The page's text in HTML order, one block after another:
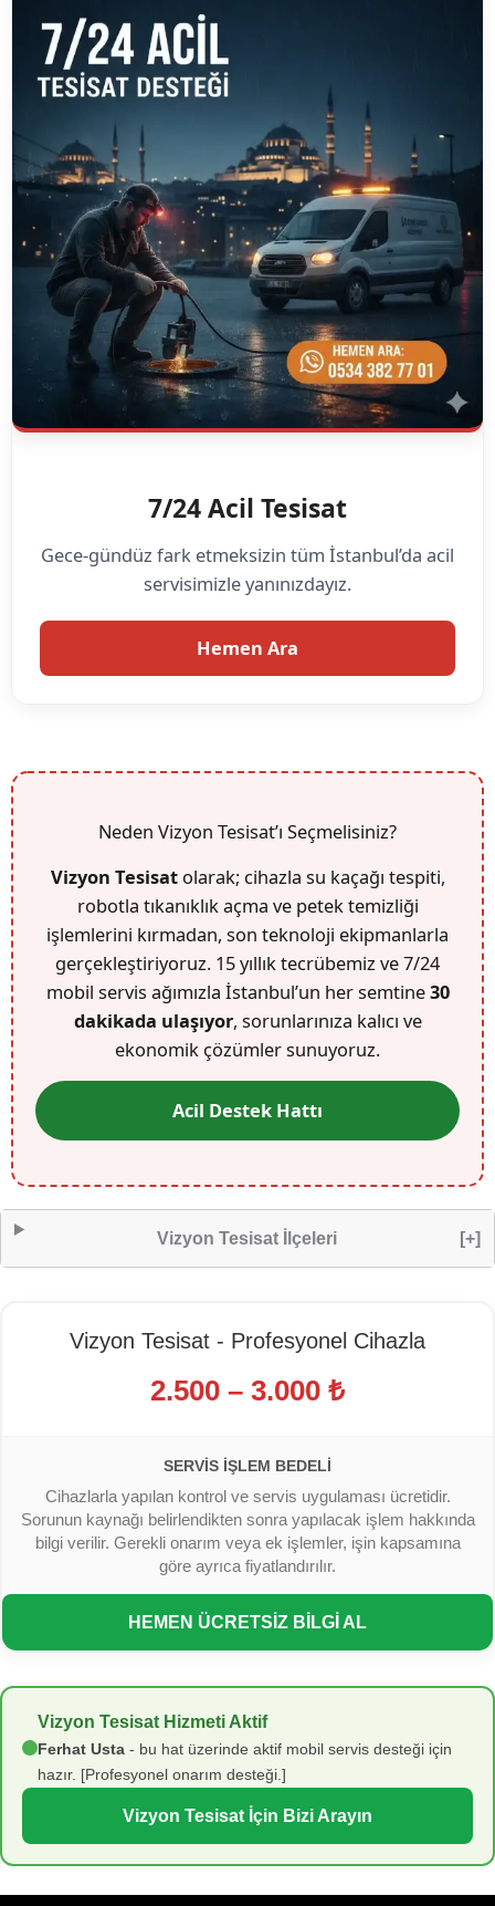
7/24 Acil Tesisat
Gece-gündüz fark etmeksizin tüm İstanbul’da acil
servisimizle yanınızdayız.
Hemen Ara
Neden Vizyon Tesisat’ı Seçmelisiniz?
Vizyon Tesisatolarak; cihazla su kaçağı tespiti,
robotla tıkanıklık açma ve petek temizliği
işlemlerini kırmadan, son teknoloji ekipmanlarla
gerçekleştiriyoruz. 15 yıllık tecrübemiz ve 7/24
mobil servis ağımızla İstanbul’un her semtine30
dakikada ulaşıyor, sorunlarınıza kalıcı ve
ekonomik çözümler sunuyoruz.
Acil Destek Hattı
Vizyon Tesisat İlçeleri [+]
Vizyon Tesisat - Profesyonel Cihazla
2.500 – 3.000 ₺
SERVIS İŞLEM BEDELI
Cihazlarla yapılan kontrol ve servis uygulaması ücretidir.
Sorunun kaynağı belirlendikten sonra yapılacak işlem hakkında
bilgi verilir. Gerekli onarım veya ek işlemler, işin kapsamına
göre ayrıca fiyatlandırılır.
HEMEN ÜCRETSİZ BİLGİ AL
Vizyon Tesisat Hizmeti Aktif
Ferhat Usta - bu hat üzerinde aktif mobil servis desteği için
hazır. [Profesyonel onarım desteği.]
Vizyon Tesisat İçin Bizi Arayın